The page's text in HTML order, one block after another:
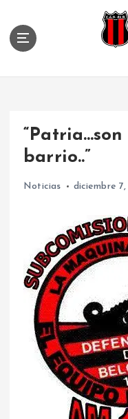
barrio..”
Noticias diciembre